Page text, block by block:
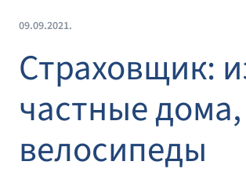
09.09.2021.
Страховщик:
частные
велосипеды